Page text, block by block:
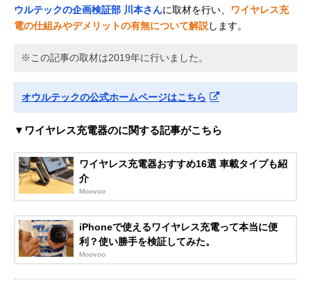
ウルテックの企画検証部 川本さんに取材を行い、 ワイヤレス充
電の仕組みやデメリットの有無について解説します。
※この記事の取材は2019年に行いました。
オウルテックの公式ホームページはこちら
▼ワイヤレス充電器のに関する記事がこちら
ワイヤレス充電器おすすめ16選 車載タイプも紹
介
Moovoo
iPhoneで使えるワイヤレス充電って本当に便
利？使い勝手を検証してみた。
Moovoo